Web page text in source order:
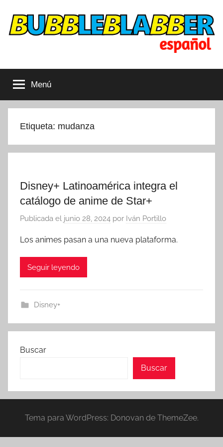
contenido
Bubbleblabber
LATAM
cubiertosMenú
Etiqueta: mudanza
Disney+ Latinoamérica integra el
catálogo de anime de Star+
Publicada el junio 28, 2024 por Iván Portillo
Los animes pasan a una nueva plataforma.
Seguir leyendo
Disney+
Buscar
Buscar
Tema para WordPress: Donovan de ThemeZee.